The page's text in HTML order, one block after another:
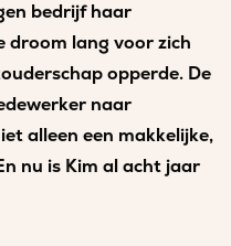
bedrijf haar
droom lang voor zich
opperde. De
naar
alleen een makkelijke,
nu is Kim al acht jaar